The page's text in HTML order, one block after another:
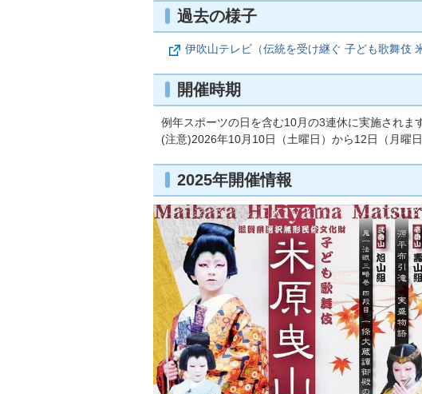
過去の様子
伊吹山テレビ（伝統を受け継ぐ 子ども歌舞伎
開催時期
例年スポーツの日を含む10月の3連休に実施されます
(注意)2026年10月10日（土曜日）から12日（月曜日
2025年開催情報